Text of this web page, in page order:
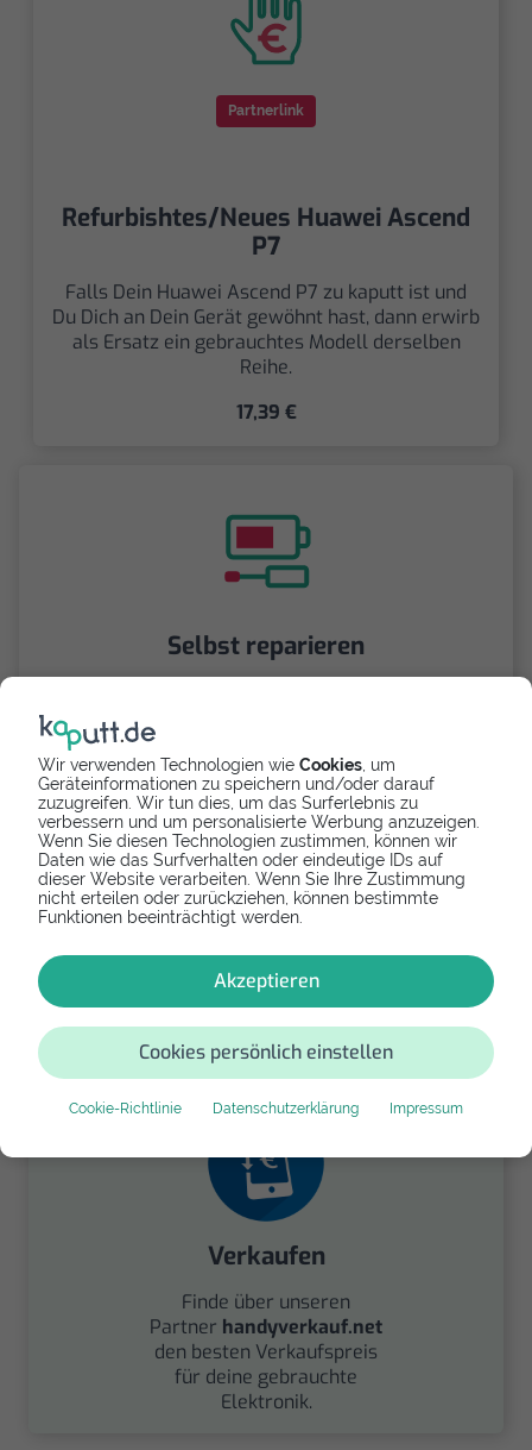
Wir verwenden Technologien wie Cookies , um
Geräteinformationen zu speichern und/oder darauf
zuzugreifen. Wir tun dies, um das Surferlebnis zu
verbessern und um personalisierte Werbung anzuzeigen.
Wenn Sie diesen Technologien zustimmen, können wir
Daten wie das Surfverhalten oder eindeutige IDs auf
dieser Website verarbeiten. Wenn Sie Ihre Zustimmung
nicht erteilen oder zurückziehen, können bestimmte
Funktionen beeinträchtigt werden.
Akzeptieren
Cookies persönlich einstellen
Cookie-Richtlinie Datenschutzerklärung Impressum
Partnerlink
Refurbishtes/Neues Huawei Ascend
P7
Falls Dein Huawei Ascend P7 zu kaputt ist und
Du Dich an Dein Gerät gewöhnt hast, dann erwirb
als Ersatz ein gebrauchtes Modell derselben
Reihe.
17,39 €
Selbst reparieren
Videoanleitung selbst. Ersatzteile ab
Spenden
Spende Dein Gerät über
für einen guten Zweck.
Verkaufen
Finde über unseren
Partner handyverkauf.net
den besten Verkaufspreis
für deine gebrauchte
Elektronik.